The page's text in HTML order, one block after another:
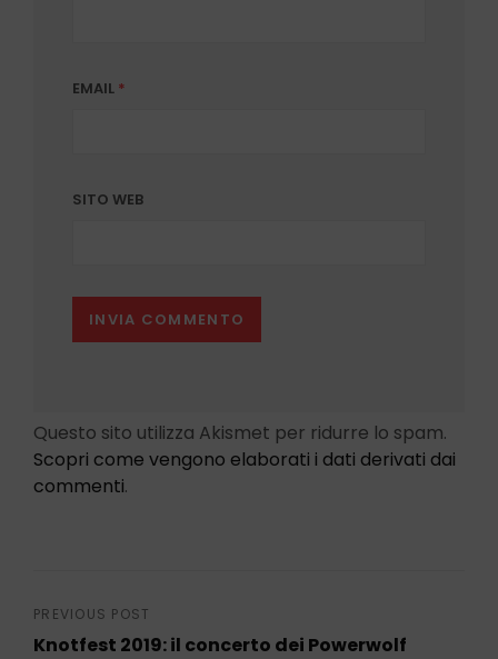
EMAIL *
SITO WEB
Questo sito utilizza Akismet per ridurre lo spam.
Scopri come vengono elaborati i dati derivati dai
commenti.
Navigazione
PREVIOUS POST
Knotfest 2019: il concerto dei Powerwolf